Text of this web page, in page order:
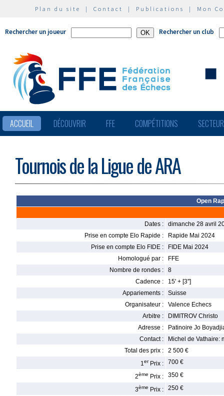
Plan du site | Contact | Publications | Mon
Rechercher un joueur Rechercher un club
ACCUEIL DÉCOUVRIR FFE COMPÉTITIONS
Tournois de la Ligue de ARA
Open
Dates :
dimanche 28 avril
Prise en compte Elo Rapide :
Rapide Mai 2024
Prise en compte Elo FIDE :
FIDE Mai 2024
Homologué par :
FFE
Nombre de rondes :
8
Cadence :
15' + [3'']
Appariements :
Suisse
Organisateur :
Valence Echecs
Arbitre :
DIMITROV Christo
Adresse :
Patinoire Jo
Contact :
Michel de Vathaire:
Total des prix :
2 500 €
1er Prix : 700 €
2ème Prix : 350 €
3ème Prix :
250 €